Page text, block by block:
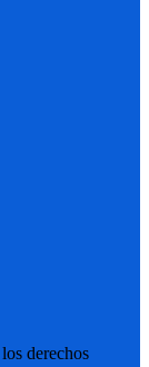
derechos